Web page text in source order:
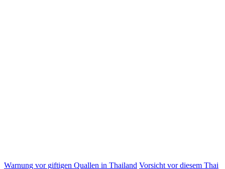
Warnung vor giftigen Quallen in Thailand Vorsicht vor diesem Thai